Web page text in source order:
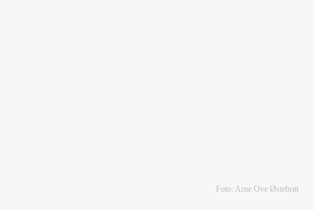
Foto: Arne Ove Østebrøt